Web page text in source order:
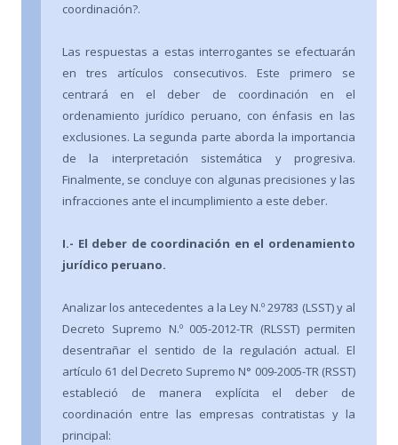
coordinación?.
Las respuestas a estas interrogantes se efectuarán
en tres artículos consecutivos. Este primero se
centrará en el deber de coordinación en el
ordenamiento jurídico peruano, con énfasis en las
exclusiones. La segunda parte aborda la importancia
de la interpretación sistemática y progresiva.
Finalmente, se concluye con algunas precisiones y las
infracciones ante el incumplimiento a este deber.
I.- El deber de coordinación en el ordenamiento
jurídico peruano.
Analizar los antecedentes a la Ley N.º 29783 (LSST) y al
Decreto Supremo N.º 005-2012-TR (RLSST) permiten
desentrañar el sentido de la regulación actual. El
artículo 61 del Decreto Supremo N° 009-2005-TR (RSST)
estableció de manera explícita el deber de
coordinación entre las empresas contratistas y la
principal: